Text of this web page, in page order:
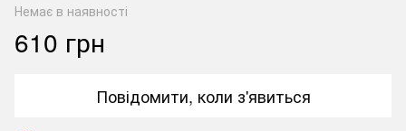
Немає в наявності
610 грн
Повідомити, коли з'явиться